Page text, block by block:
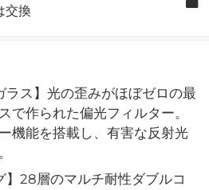
交換
ラス】光の歪みがほぼゼロの最
で作られた偏光フィルター。
機能を搭載し、有害な反射光
】28層のマルチ耐性ダブルコ